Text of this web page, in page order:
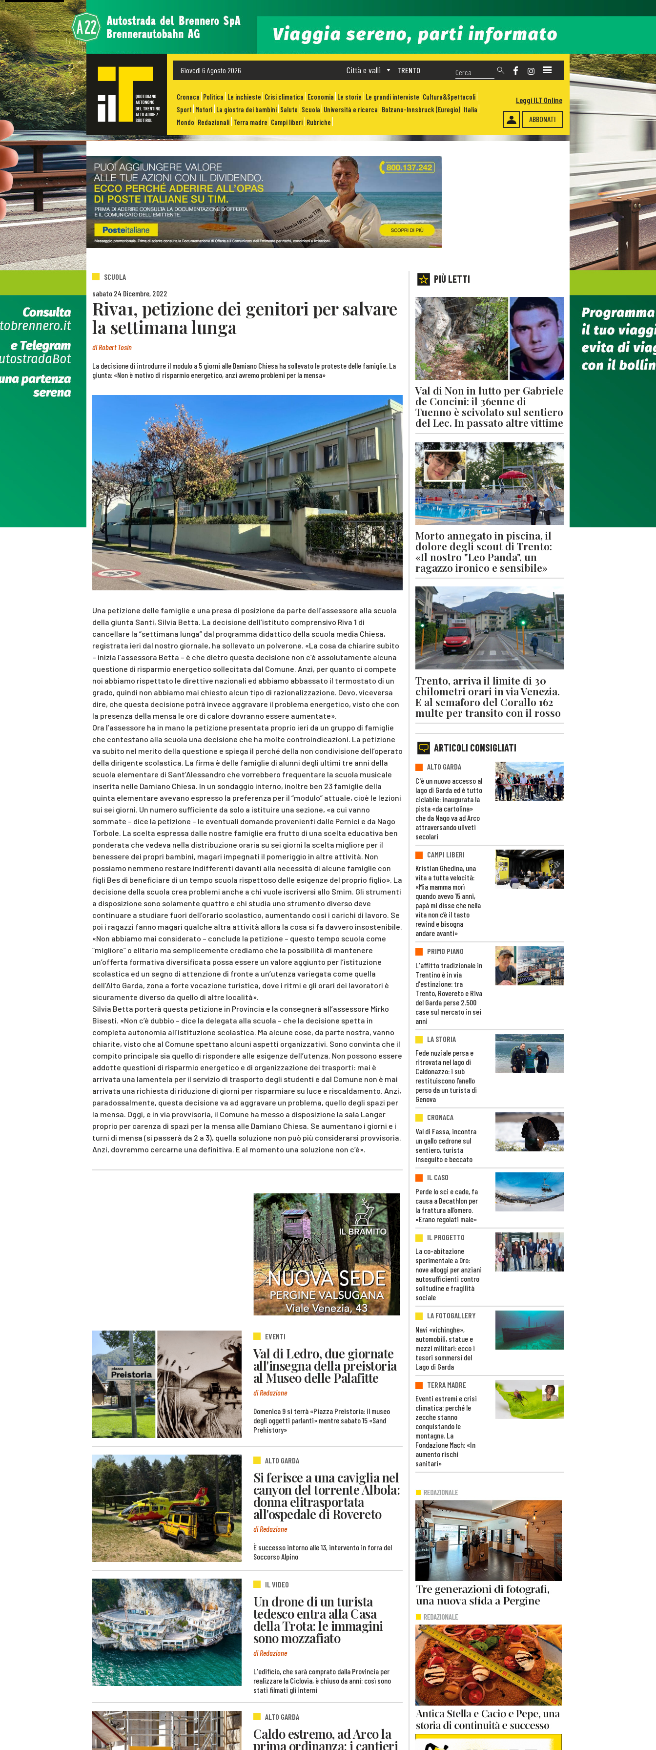
Giovedì 6 Agosto 2026 TRENTO
Città e valli
Cronaca Politica Le inchieste Crisi climatica Economia Le storie Le grandi interviste Cultura&Spettacoli
Sport Motori La giostra dei bambini Salute Scuola Università e ricerca Bolzano-Innsbruck (Euregio) Italia
Mondo Redazionali Terra madre Campi liberi Rubriche ABBONATI
Leggi ILT Online
SCUOLA
sabato 24 Dicembre, 2022
Riva1, petizione dei genitori per salvare
la settimana lunga
diRobert Tosin
La decisione di introdurre il modulo a 5 giorni alle Damiano Chiesa ha sollevato le proteste delle famiglie. La
giunta: «Non è motivo di risparmio energetico, anzi avremo problemi per la mensa»
Una petizione delle famiglie e una presa di posizione da parte dell’assessore alla scuola
della giunta Santi, Silvia Betta. La decisione dell’istituto comprensivo Riva 1 di
cancellare la “settimana lunga” dal programma didattico della scuola media Chiesa,
registrata ieri dal nostro giornale, ha sollevato un polverone. «La cosa da chiarire subito
– inizia l’assessora Betta – è che dietro questa decisione non c’è assolutamente alcuna
questione di risparmio energetico sollecitata dal Comune. Anzi, per quanto ci compete
noi abbiamo rispettato le direttive nazionali ed abbiamo abbassato il termostato di un
grado, quindi non abbiamo mai chiesto alcun tipo di razionalizzazione. Devo, viceversa
dire, che questa decisione potrà invece aggravare il problema energetico, visto che con
la presenza della mensa le ore di calore dovranno essere aumentate».
Ora l’assessore ha in mano la petizione presentata proprio ieri da un gruppo di famiglie
che contestano alla scuola una decisione che ha molte controindicazioni. La petizione
va subito nel merito della questione e spiega il perché della non condivisione dell’operato
della dirigente scolastica. La firma è delle famiglie di alunni degli ultimi tre anni della
scuola elementare di Sant’Alessandro che vorrebbero frequentare la scuola musicale
inserita nelle Damiano Chiesa. In un sondaggio interno, inoltre ben 23 famiglie della
quinta elementare avevano espresso la preferenza per il “modulo” attuale, cioè le lezioni
sui sei giorni. Un numero sufficiente da solo a istituire una sezione, «a cui vanno
sommate – dice la petizione – le eventuali domande provenienti dalle Pernici e da Nago
Torbole. La scelta espressa dalle nostre famiglie era frutto di una scelta educativa ben
ponderata che vedeva nella distribuzione oraria su sei giorni la scelta migliore per il
benessere dei propri bambini, magari impegnati il pomeriggio in altre attività. Non
possiamo nemmeno restare indifferenti davanti alla necessità di alcune famiglie con
figli Bes di beneficiare di un tempo scuola rispettoso delle esigenze del proprio figlio». La
decisione della scuola crea problemi anche a chi vuole iscriversi allo Smim. Gli strumenti
a disposizione sono solamente quattro e chi studia uno strumento diverso deve
continuare a studiare fuori dell’orario scolastico, aumentando così i carichi di lavoro. Se
poi i ragazzi fanno magari qualche altra attività allora la cosa si fa davvero insostenibile.
«Non abbiamo mai considerato – conclude la petizione – questo tempo scuola come
“migliore” o elitario ma semplicemente crediamo che la possibilità di mantenere
un’offerta formativa diversificata possa essere un valore aggiunto per l’istituzione
scolastica ed un segno di attenzione di fronte a un’utenza variegata come quella
dell’Alto Garda, zona a forte vocazione turistica, dove i ritmi e gli orari dei lavoratori è
sicuramente diverso da quello di altre località».
Silvia Betta porterà questa petizione in Provincia e la consegnerà all’assessore Mirko
Bisesti. «Non c’è dubbio – dice la delegata alla scuola – che la decisione spetta in
completa autonomia all’istituzione scolastica. Ma alcune cose, da parte nostra, vanno
chiarite, visto che al Comune spettano alcuni aspetti organizzativi. Sono convinta che il
compito principale sia quello di rispondere alle esigenze dell’utenza. Non possono essere
addotte questioni di risparmio energetico e di organizzazione dei trasporti: mai è
arrivata una lamentela per il servizio di trasporto degli studenti e dal Comune non è mai
arrivata una richiesta di riduzione di giorni per risparmiare su luce e riscaldamento. Anzi,
paradossalmente, questa decisione va ad aggravare un problema, quello degli spazi per
la mensa. Oggi, e in via provvisoria, il Comune ha messo a disposizione la sala Langer
proprio per carenza di spazi per la mensa alle Damiano Chiesa. Se aumentano i giorni e i
turni di mensa (si passerà da 2 a 3), quella soluzione non può più considerarsi provvisoria.
Anzi, dovremmo cercarne una definitiva. E al momento una soluzione non c’è».
EVENTI
Val di Ledro, due giornate
all'insegna della preistoria
al Museo delle Palafitte
di Redazione
Domenica 9 si terrà «Piazza Preistoria: il museo
degli oggetti parlanti» mentre sabato 15 «Sand
Prehistory»
ALTO GARDA
Si ferisce a una caviglia nel
canyon del torrente Albola:
donna elitrasportata
all'ospedale di Rovereto
di Redazione
È successo intorno alle 13, intervento in forra del
Soccorso Alpino
IL VIDEO
Un drone di un turista
tedesco entra alla Casa
della Trota: le immagini
sono mozzafiato
di Redazione
L'edificio, che sarà comprato dalla Provincia per
realizzare la Ciclovia, è chiuso da anni: così sono
stati filmati gli interni
ALTO GARDA
Caldo estremo, ad Arco la
prima ordinanza: i cantieri
PIÙ LETTI
Val di Non in lutto per Gabriele
de Concini: il 36enne di
Tuenno è scivolato sul sentiero
del Lec. In passato altre vittime
Morto annegato in piscina, il
dolore degli scout di Trento:
«Il nostro "Leo Panda", un
ragazzo ironico e sensibile»
Trento, arriva il limite di 30
chilometri orari in via Venezia.
E al semaforo del Corallo 162
multe per transito con il rosso
ARTICOLI CONSIGLIATI
ALTO GARDA
C'è un nuovo accesso al
lago di Garda ed è tutto
ciclabile: inaugurata la
pista «da cartolina»
che da Nago va ad Arco
attraversando uliveti
secolari
CAMPI LIBERI
Kristian Ghedina, una
vita a tutta velocità:
«Mia mamma morì
quando avevo 15 anni,
papà mi disse che nella
vita non c’è il tasto
rewind e bisogna
andare avanti»
PRIMO PIANO
L'affitto tradizionale in
Trentino è in via
d'estinzione: tra
Trento, Rovereto e Riva
del Garda perse 2.500
case sul mercato in sei
anni
LA STORIA
Fede nuziale persa e
ritrovata nel lago di
Caldonazzo: i sub
restituiscono l’anello
perso da un turista di
Genova
CRONACA
Val di Fassa, incontra
un gallo cedrone sul
sentiero, turista
inseguito e beccato
IL CASO
Perde lo sci e cade, fa
causa a Decathlon per
la frattura all’omero.
«Erano regolati male»
IL PROGETTO
La co-abitazione
sperimentale a Dro:
nove alloggi per anziani
autosufficienti contro
solitudine e fragilità
sociale
LA FOTOGALLERY
Navi «vichinghe»,
automobili, statue e
mezzi militari: ecco i
tesori sommersi del
Lago di Garda
TERRA MADRE
Eventi estremi e crisi
climatica: perché le
zecche stanno
conquistando le
montagne. La
Fondazione Mach: «In
aumento rischi
sanitari»